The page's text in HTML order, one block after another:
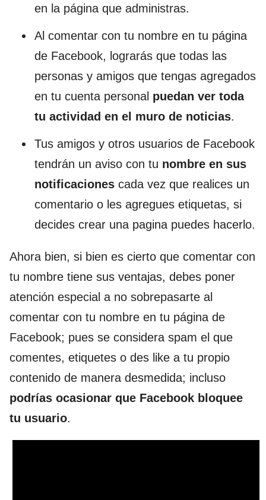
en la página que administras.
Al comentar con tu nombre en tu página
de Facebook, lograrás que todas las
personas y amigos que tengas agregados
en tu cuenta personal puedan ver toda
tu actividad en el muro de noticias.
Tus amigos y otros usuarios de Facebook
tendrán un aviso con tu nombre en sus
notificaciones cada vez que realices un
comentario o les agregues etiquetas, si
decides crear una pagina puedes hacerlo.
Ahora bien, si bien es cierto que comentar con
tu nombre tiene sus ventajas, debes poner
atención especial a no sobrepasarte al
comentar con tu nombre en tu página de
Facebook; pues se considera spam el que
comentes, etiquetes o des like a tu propio
contenido de manera desmedida; incluso
podrías ocasionar que Facebook bloquee
tu usuario.